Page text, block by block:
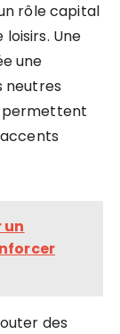
rôle capital
Une
une
neutres
permettent
un
des